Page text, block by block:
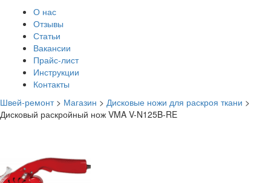
О нас
Отзывы
Статьи
Вакансии
Прайс-лист
Инструкции
Контакты
Швей-ремонт> Магазин > Дисковые ножи для раскроя ткани >
Дисковый раскройный нож VMA V-N125B-RE